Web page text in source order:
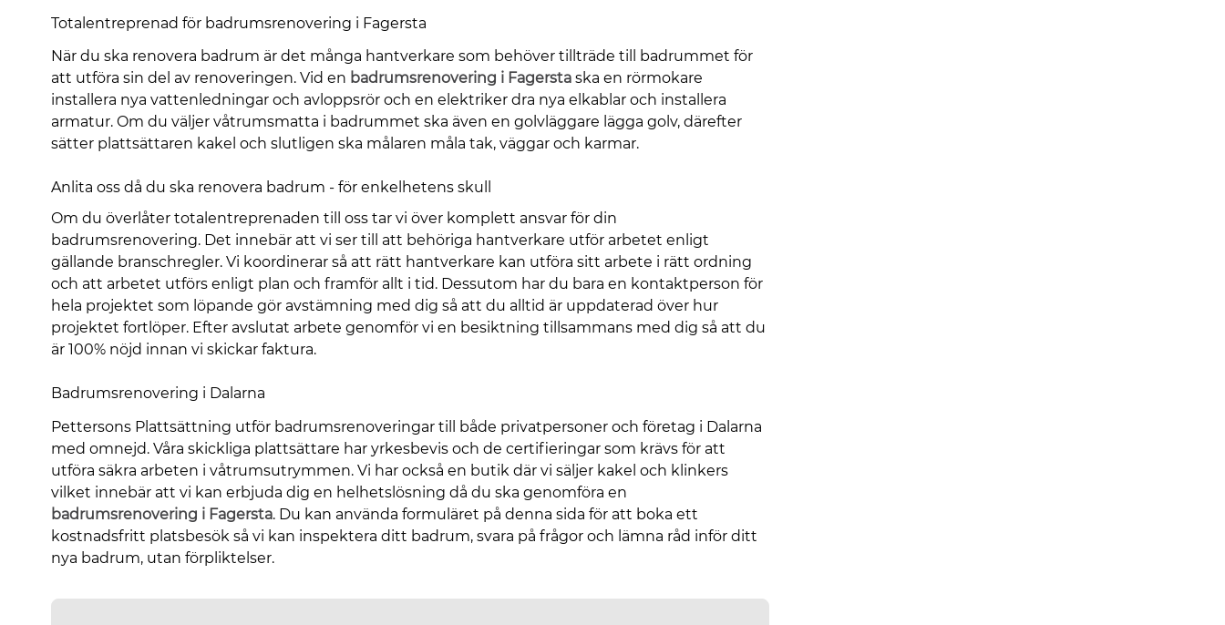
Totalentreprenad för badrumsrenovering i Fagersta
När du ska renovera badrum är det många hantverkare som behöver tillträde till badrummet för
att utföra sin del av renoveringen. Vid en badrumsrenovering i Fagersta ska en rörmokare
installera nya vattenledningar och avloppsrör och en elektriker dra nya elkablar och installera
armatur. Om du väljer våtrumsmatta i badrummet ska även en golvläggare lägga golv, därefter
sätter plattsättaren kakel och slutligen ska målaren måla tak, väggar och karmar.
Anlita oss då du ska renovera badrum - för enkelhetens skull
Om du överlåter totalentreprenaden till oss tar vi över komplett ansvar för din
badrumsrenovering. Det innebär att vi ser till att behöriga hantverkare utför arbetet enligt
gällande branschregler. Vi koordinerar så att rätt hantverkare kan utföra sitt arbete i rätt ordning
och att arbetet utförs enligt plan och framför allt i tid. Dessutom har du bara en kontaktperson för
hela projektet som löpande gör avstämning med dig så att du alltid är uppdaterad över hur
projektet fortlöper. Efter avslutat arbete genomför vi en besiktning tillsammans med dig så att du
är 100% nöjd innan vi skickar faktura.
Badrumsrenovering i Dalarna
Pettersons Plattsättning utför badrumsrenoveringar till både privatpersoner och företag i Dalarna
med omnejd. Våra skickliga plattsättare har yrkesbevis och de certifieringar som krävs för att
utföra säkra arbeten i våtrumsutrymmen. Vi har också en butik där vi säljer kakel och klinkers
vilket innebär att vi kan erbjuda dig en helhetslösning då du ska genomföra en
badrumsrenovering i Fagersta. Du kan använda formuläret på denna sida för att boka ett
kostnadsfritt platsbesök så vi kan inspektera ditt badrum, svara på frågor och lämna råd inför ditt
nya badrum, utan förpliktelser.